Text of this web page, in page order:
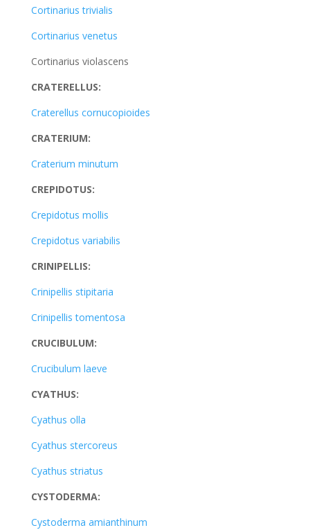
Cortinarius trivialis
Cortinarius venetus
Cortinarius violascens
CRATERELLUS:
Craterellus cornucopioides
CRATERIUM:
Craterium minutum
CREPIDOTUS:
Crepidotus mollis
Crepidotus variabilis
CRINIPELLIS:
Crinipellis stipitaria
Crinipellis tomentosa
CRUCIBULUM:
Crucibulum laeve
CYATHUS:
Cyathus olla
Cyathus stercoreus
Cyathus striatus
CYSTODERMA:
Cystoderma amianthinum